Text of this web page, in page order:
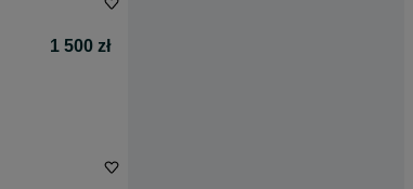
1 500 zł